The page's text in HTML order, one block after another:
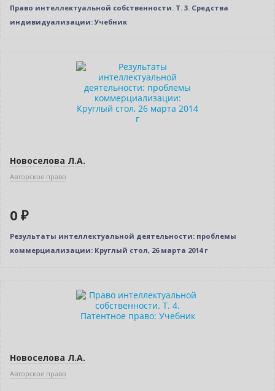
Право интеллектуальной собственности. Т. 3. Средства
индивидуализации: Учебник
Новоселова Л.А.
Авторское право
0 ₽
Результаты интеллектуальной деятельности: проблемы
коммерциализации: Круглый стол, 26 марта 2014 г
Новоселова Л.А.
Авторское право